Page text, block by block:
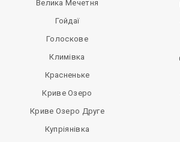
Велика Мечетня
Гойдаї
Голоскове
Климівка
Красненьке
Криве Озеро
Криве Озеро Друге
Купріянівка